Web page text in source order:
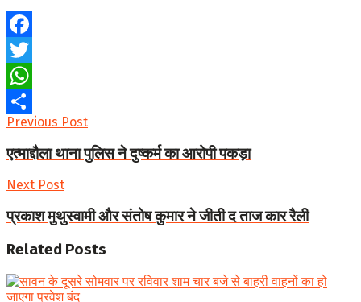
Facebook
Twitter
WhatsApp
Share
Previous Post
एत्माद्दौला थाना पुलिस ने दुष्कर्म का आरोपी पकड़ा
Next Post
प्रकाश मुथुस्वामी और संतोष कुमार ने जीती द ताज कार रैली
Related Posts